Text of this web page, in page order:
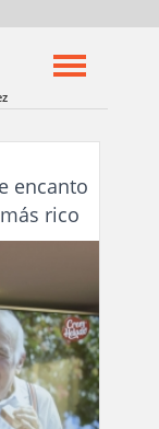
encanto
rico